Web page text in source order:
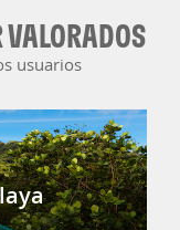
usuarios